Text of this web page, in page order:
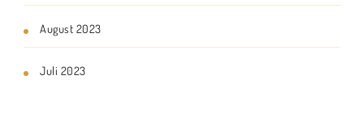
August 2023
Juli 2023